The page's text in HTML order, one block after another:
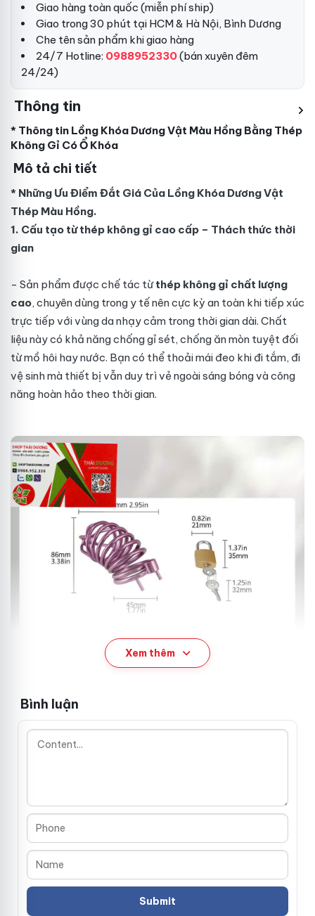
Giao hàng toàn quốc (miễn phí ship)
Giao trong 30 phút tại HCM & Hà Nội, Bình Dương
Che tên sản phẩm khi giao hàng
24/7 Hotline: 0988952330(bán xuyên đêm
24/24)
Thông tin
* Thông tin Lồng Khóa Dương Vật Màu Hồng Bằng Thép
Không Gỉ Có Ổ Khóa
Mô tả chi tiết
* Những Ưu Điểm Đắt Giá Của Lồng Khóa Dương Vật
Thép Màu Hồng.
1. Cấu tạo từ thép không gỉ cao cấp – Thách thức thời
gian
- Sản phẩm được chế tác từthép không gỉ chất lượng
cao, chuyên dùng trong y tế nên cực kỳ an toàn khi tiếp xúc
trực tiếp với vùng da nhạy cảm trong thời gian dài. Chất
liệu này có khả năng chống gỉ sét, chống ăn mòn tuyệt đối
từ mồ hôi hay nước. Bạn có thể thoải mái đeo khi đi tắm, đi
vệ sinh mà thiết bị vẫn duy trì vẻ ngoài sáng bóng và công
năng hoàn hảo theo thời gian.
- Nỗi lo lớn nhất của nam giới khi mua đai tiết dục là chọn
nhầm size gây chật chội hoặc lỏng lẻo. Bộ sản phẩm này
giải quyết triệt để vấn đề đó bằng việc tích hợp
ba kích
cỡ vòng đeo khác nhau có thể thay thế dễ dàng
. Người
dùng có thể thoải mái thử nghiệm và lựa chọn kích cỡ vòng
ôm khít, vừa vặn nhất với form người của mình, mang lại sự
an tâm tuyệt đối khi "chìa khóa" đã nằm trong tay đối
Xem thêm
Bình luận